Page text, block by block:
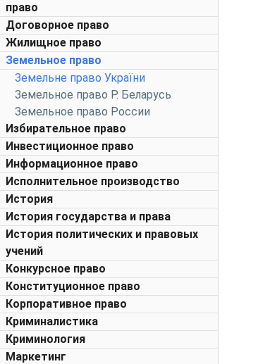
право
Договорное право
Жилищное право
Земельное право
Земельне право України
Земельное право Р. Беларусь
Земельное право России
Избирательное право
Инвестиционное право
Информационное право
Исполнительное производство
История
История государства и права
История политических и правовых
учений
Конкурсное право
Конституционное право
Корпоративное право
Криминалистика
Криминология
Маркетинг